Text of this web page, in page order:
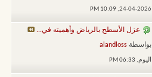
24-04-2026,
10:09 PM
عزل الأسطح بالرياض وأهميته في...
بواسطة alandloss
اليوم, 06:33 PM